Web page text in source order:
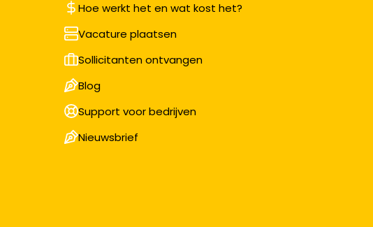
Hoe werkt het en wat kost het?
Vacature plaatsen
Sollicitanten ontvangen
Blog
Support voor bedrijven
Nieuwsbrief